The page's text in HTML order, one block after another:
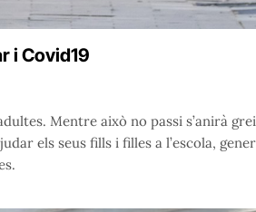
i Covid19
Mentre això no passi s’anirà
els seus fills i filles a l’escola,